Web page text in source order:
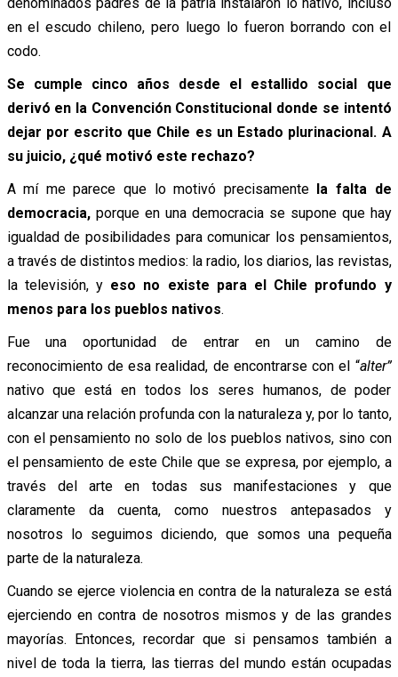
en el escudo chileno, pero luego lo fueron borrando con el
codo.
Se cumple cinco años desde el estallido social que
derivó en la Convención Constitucional donde se intentó
dejar por escrito que Chile es un Estado plurinacional. A
su juicio, ¿qué motivó este rechazo?
A mí me parece que lo motivó precisamente la falta de
democracia,porque en una democracia se supone que hay
igualdad de posibilidades para comunicar los pensamientos,
a través de distintos medios: la radio, los diarios, las revistas,
la televisión, y eso no existe para el Chile profundo y
menos para los pueblos nativos.
Fue una oportunidad de entrar en un camino de
reconocimiento de esa realidad, de encontrarse con el “alter”
nativo que está en todos los seres humanos, de poder
alcanzar una relación profunda con la naturaleza y, por lo tanto,
con el pensamiento no solo de los pueblos nativos, sino con
el pensamiento de este Chile que se expresa, por ejemplo, a
través del arte en todas sus manifestaciones y que
claramente da cuenta, como nuestros antepasados y
nosotros lo seguimos diciendo, que somos una pequeña
parte de la naturaleza.
Cuando se ejerce violencia en contra de la naturaleza se está
ejerciendo en contra de nosotros mismos y de las grandes
mayorías. Entonces, recordar que si pensamos también a
nivel de toda la tierra, las tierras del mundo están ocupadas